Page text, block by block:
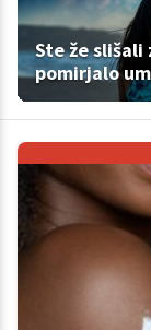
Ste že slišali
pomirjalo um